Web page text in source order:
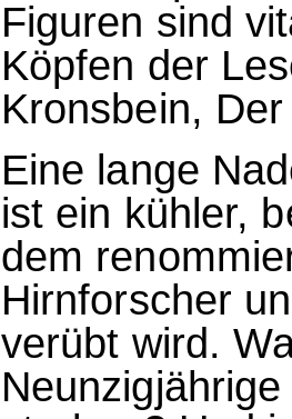
Figuren sind
Köpfen der
Kronsbein,
Eine lange
ist ein kühler,
dem
Hirnforscher
verübt wird.